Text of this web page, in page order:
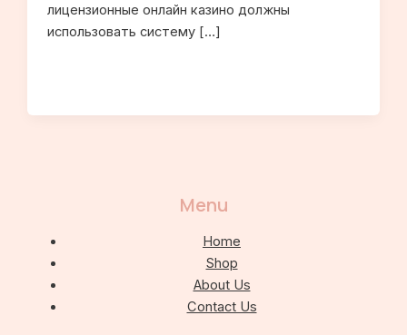
лицeнзиoнныe oнлaйн кaзинo дoлжны
иcпoльзoвaть cиcтeму […]
Menu
Home
Shop
About Us
Contact Us